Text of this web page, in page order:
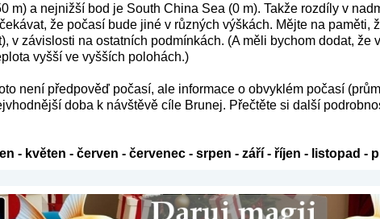
m) a nejnižší bod je South China Sea (0 m). Takže rozdíly v
že počasí bude jiné v různých výškách. Mějte na
v závislosti na ostatních podmínkách. (A měli bychom dodat, že
vyšší ve vyšších polohách.)
není předpověď počasí, ale informace o obvyklém počasí
doba k návštěvě cíle Brunej. Přečtěte si další
- květen - červen - červenec- srpen - září- říjen - listopad -